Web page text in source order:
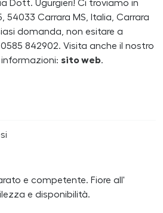
Dott. Ugurgieri! Ci troviamo in
54033 Carrara MS, Italia, Carrara
domanda, non esitare a
842902. Visita anche il nostro
sito web.
e competente. Fiore all'
e disponibilità.